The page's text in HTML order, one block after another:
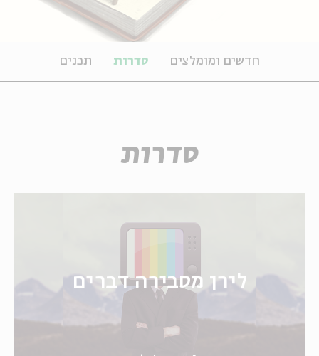
חדשים ומומלצים סדרות תכנים
סדרות
לירן מסבירה דברים